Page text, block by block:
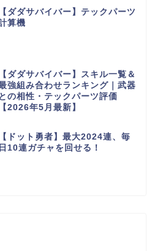
【ダダサバイバー】テックパーツ
算機
【ダダサバイバー】スキル一覧＆
強組み合わせランキング｜武器
との相性・テックパーツ評価
【2026年5月最新】
【ドット勇者】最大2024連、毎
日10連ガチャを回せる！